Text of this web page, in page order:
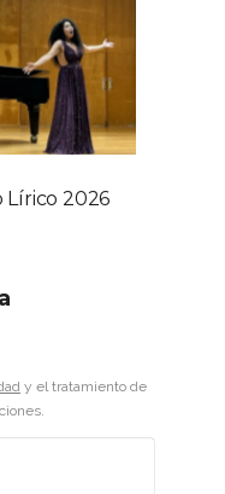
Lírico 2026
y el tratamiento de